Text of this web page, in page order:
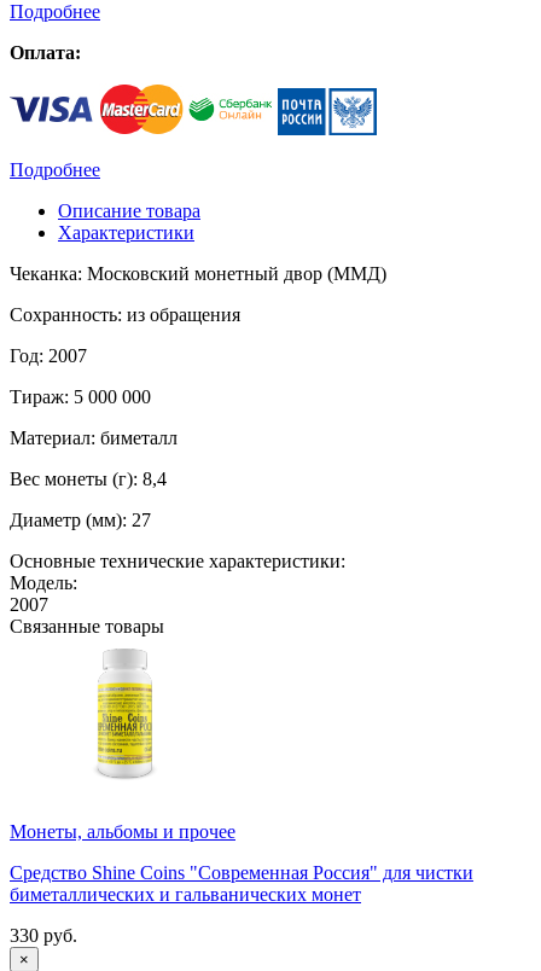
Подробнее
Оплата:
Подробнее
Описание товара
Характеристики
Чеканка: Московский монетный двор (ММД)
Сохранность: из обращения
Год: 2007
Тираж: 5 000 000
Материал: биметалл
Вес монеты (г): 8,4
Диаметр (мм): 27
Основные технические характеристики:
Модель:
2007
Связанные товары
Монеты, альбомы и прочее
Средство Shine Coins "Современная Россия" для чистки
биметаллических и гальванических монет
330 руб.
×